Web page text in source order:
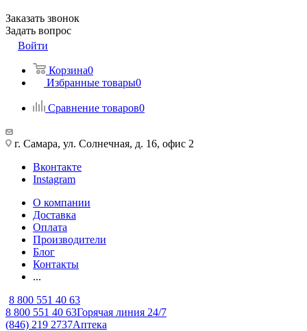
Заказать звонок
Задать вопрос
Войти
Корзина0
Избранные товары0
Сравнение товаров0
г. Самара, ул. Солнечная, д. 16, офис 2
Вконтакте
Instagram
О компании
Доставка
Оплата
Производители
Блог
Контакты
...
8 800 551 40 63
8 800 551 40 63Горячая линия 24/7
(846) 219 2737Аптека